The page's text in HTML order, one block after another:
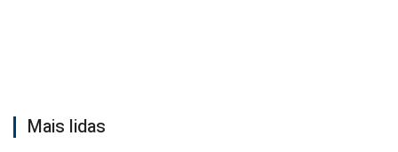
Mais lidas